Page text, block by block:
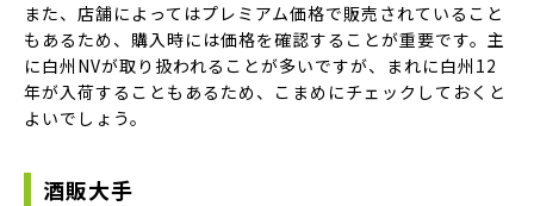
また、店舗によってはプレミアム価格で販売されていること
もあるため、購入時には価格を確認することが重要です。主
に白州NVが取り扱われることが多いですが、まれに白州12
年が入荷することもあるため、こまめにチェックしておくと
よいでしょう。
酒販大手